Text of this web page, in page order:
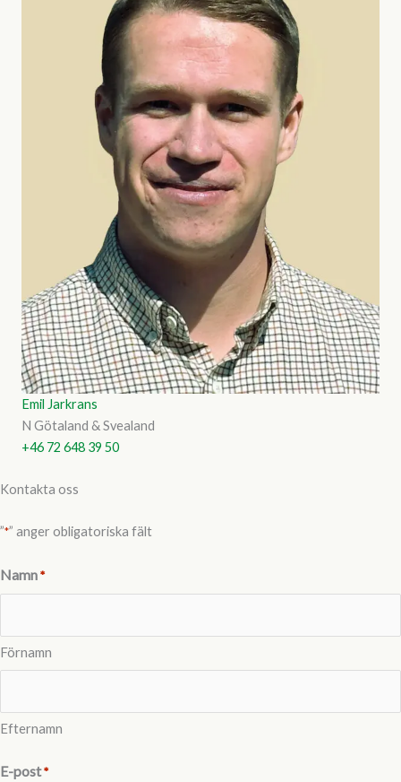
Emil Jarkrans
N Götaland & Svealand
+46 72 648 39 50
Kontakta oss
”*” anger obligatoriska fält
Namn *
Förnamn
Efternamn
E-post *